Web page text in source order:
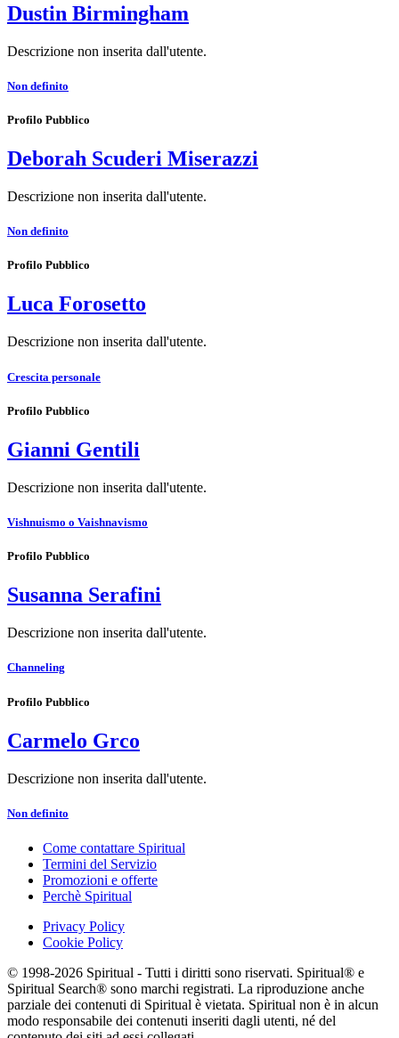
Dustin Birmingham
Descrizione non inserita dall'utente.
Non definito
Profilo Pubblico
Deborah Scuderi Miserazzi
Descrizione non inserita dall'utente.
Non definito
Profilo Pubblico
Luca Forosetto
Descrizione non inserita dall'utente.
Crescita personale
Profilo Pubblico
Gianni Gentili
Descrizione non inserita dall'utente.
Vishnuismo o Vaishnavismo
Profilo Pubblico
Susanna Serafini
Descrizione non inserita dall'utente.
Channeling
Profilo Pubblico
Carmelo Grco
Descrizione non inserita dall'utente.
Non definito
Come contattare Spiritual
Termini del Servizio
Promozioni e offerte
Perchè Spiritual
Privacy Policy
Cookie Policy
© 1998-2026 Spiritual - Tutti i diritti sono riservati. Spiritual® e
Spiritual Search® sono marchi registrati. La riproduzione anche
parziale dei contenuti di Spiritual è vietata. Spiritual non è in alcun
modo responsabile dei contenuti inseriti dagli utenti, né del